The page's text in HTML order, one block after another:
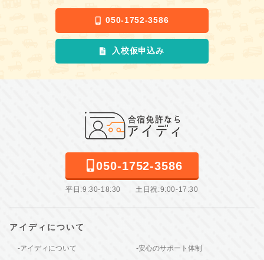
050-1752-3586
入校仮申込み
050-1752-3586
平日:9:30-18:30 土日祝:9:00-17:30
アイディについて
-アイディについて -安心のサポート体制